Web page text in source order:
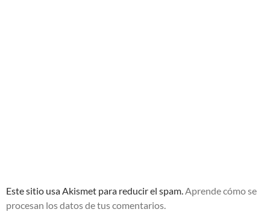
Este sitio usa Akismet para reducir el spam.Aprende cómo se
procesan los datos de tus comentarios.